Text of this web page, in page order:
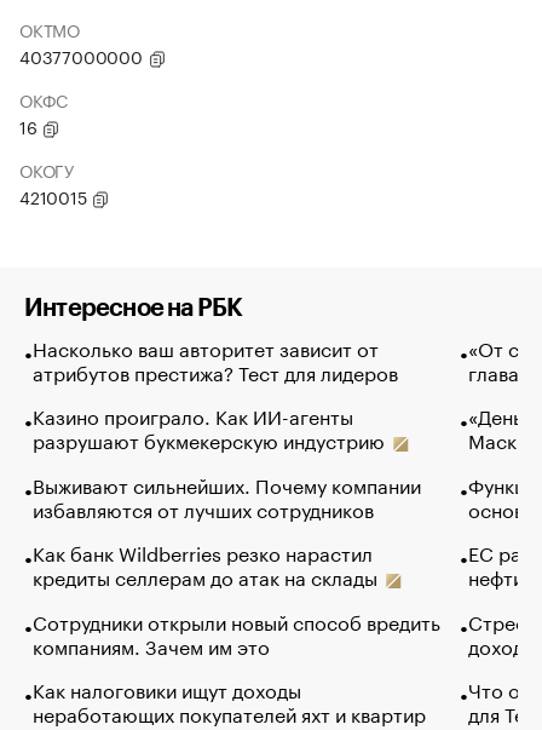
ОКТМО
40377000000
ОКФС
16
ОКОГУ
4210015
Интересное на РБК
Насколько ваш авторитет зависит от
атрибутов престижа? Тест для лидеров
Казино проиграло. Как ИИ-агенты
разрушают букмекерскую индустрию
Выживают сильнейших. Почему компании
избавляются от лучших сотрудников
Как банк Wildberries резко нарастил
кредиты селлерам до атак на склады
Сотрудники открыли новый способ вредить
компаниям. Зачем им это
Как налоговики ищут доходы
неработающих покупателей яхт и квартир
«От
глава
Маск в
основ
ЕС
нефти
Что
для